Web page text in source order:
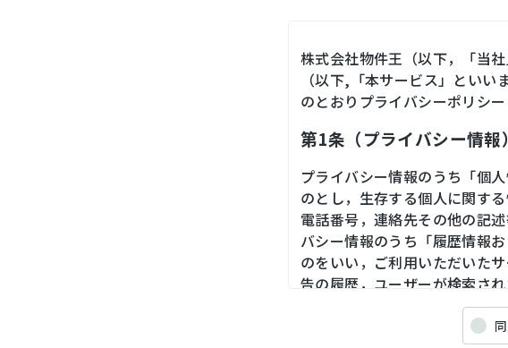
株式会社物件王（以下，「当
（以下,「本サービス」とい
のとおりプライバシーポリシ
第1条（プライバシー情報）
プライバシー情報のうち「個
のとし，生存する個人に関す
電話番号，連絡先その他の記
バシー情報のうち「履歴情報
のをいい，ご利用いただいた
告の履歴，ユーザーが検索さ
境，郵便番号や性別，職業，
末の個体識別情報などを指し